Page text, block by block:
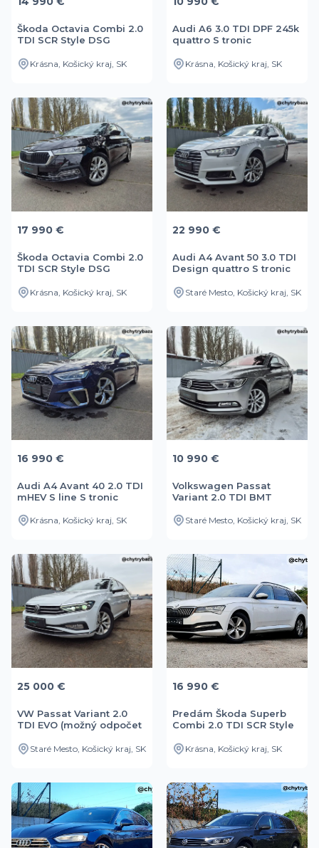
Škoda Octavia Combi 2.0
TDI SCR Style DSG
Krásna, Košický kraj, SK
Audi A6 3.0 TDI DPF 245k
quattro S tronic
Krásna, Košický kraj, SK
17 990 €
Škoda Octavia Combi 2.0
TDI SCR Style DSG
Krásna, Košický kraj, SK
22 990 €
Audi A4 Avant 50 3.0 TDI
Design quattro S tronic
Staré Mesto, Košický kraj, SK
16 990 €
Audi A4 Avant 40 2.0 TDI
mHEV S line S tronic
Krásna, Košický kraj, SK
10 990 €
Volkswagen Passat
Variant 2.0 TDI BMT
Staré Mesto, Košický kraj, SK
25 000 €
VW Passat Variant 2.0
TDI EVO (možný odpočet
Staré Mesto, Košický kraj, SK
16 990 €
Predám Škoda Superb
Combi 2.0 TDI SCR Style
Krásna, Košický kraj, SK